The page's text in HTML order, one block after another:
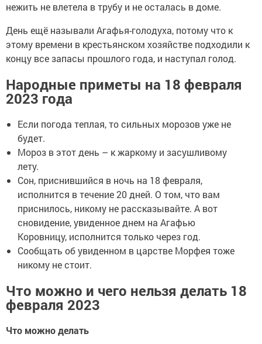
нежить не влетела в трубу и не осталась в доме.
День ещё называли Агафья-голодуха, потому что к
этому времени в крестьянском хозяйстве подходили к
концу все запасы прошлого года, и наступал голод.
Народные приметы на 18 февраля
2023 года
Если погода теплая, то сильных морозов уже не
будет.
Мороз в этот день – к жаркому и засушливому
лету.
Сон, приснившийся в ночь на 18 февраля,
исполнится в течение 20 дней. О том, что вам
приснилось, никому не рассказывайте. А вот
сновидение, увиденное днем на Агафью
Коровницу, исполнится только через год.
Сообщать об увиденном в царстве Морфея тоже
никому не стоит.
Что можно и чего нельзя делать 18
февраля 2023
Что можно делать